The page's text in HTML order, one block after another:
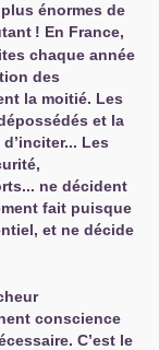
énormes de
! En France,
chaque année
des
la moitié. Les
et la
Les
ne décident
fait puisque
et ne décide
conscience
C’est le